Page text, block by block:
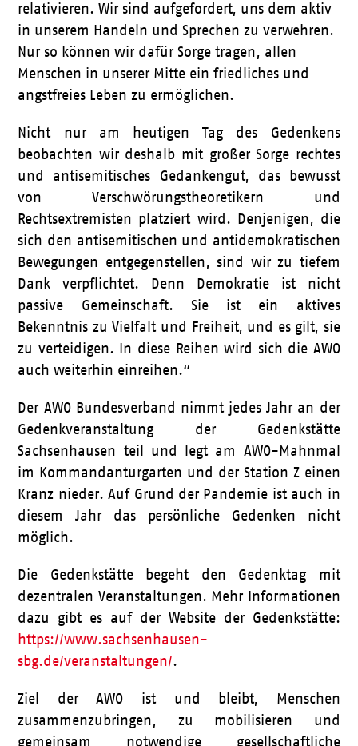
relativieren. Wir sind aufgefordert, uns dem aktiv
in unserem Handeln und Sprechen zu verwehren.
Nur so können wir dafür Sorge tragen, allen
Menschen in unserer Mitte ein friedliches und
angstfreies Leben zu ermöglichen.
Nicht nur am heutigen Tag des Gedenkens
beobachten wir deshalb mit großer Sorge rechtes
und antisemitisches Gedankengut, das bewusst
von Verschwörungstheoretikern und
Rechtsextremisten platziert wird. Denjenigen, die
sich den antisemitischen und antidemokratischen
Bewegungen entgegenstellen, sind wir zu tiefem
Dank verpflichtet. Denn Demokratie ist nicht
passive Gemeinschaft. Sie ist ein aktives
Bekenntnis zu Vielfalt und Freiheit, und es gilt, sie
zu verteidigen. In diese Reihen wird sich die AWO
auch weiterhin einreihen.“
Der AWO Bundesverband nimmt jedes Jahr an der
Gedenkveranstaltung der Gedenkstätte
Sachsenhausen teil und legt am AWO-Mahnmal
im Kommandanturgarten und der Station Z einen
Kranz nieder. Auf Grund der Pandemie ist auch in
diesem Jahr das persönliche Gedenken nicht
möglich.
Die Gedenkstätte begeht den Gedenktag mit
dezentralen Veranstaltungen. Mehr Informationen
dazu gibt es auf der Website der Gedenkstätte:
https://www.sachsenhausen-
sbg.de/veranstaltungen/.
Ziel der AWO ist und bleibt, Menschen
zusammenzubringen, zu mobilisieren und
gemeinsam notwendige gesellschaftliche